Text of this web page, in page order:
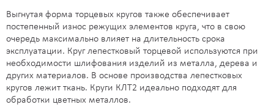
Выгнутая форма торцевых кругов также обеспечивает
постепенный износ режущих элементов круга, что в свою
очередь максимально влияет на длительность срока
эксплуатации. Круг лепестковый торцевой используются при
необходимости шлифования изделий из металла, дерева и
других материалов. В основе производства лепестковых
кругов лежит ткань. Круги КЛТ2 идеально подходят для
обработки цветных металлов.